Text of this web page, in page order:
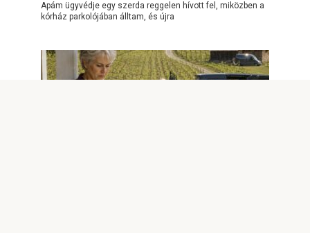
Apám ügyvédje egy szerda reggelen hívott fel, miközben a
kórház parkolójában álltam, és újra